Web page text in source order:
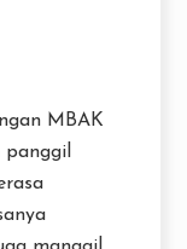
MBAK